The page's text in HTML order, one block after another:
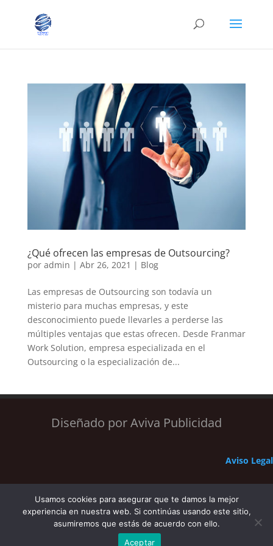
¿Qué ofrecen las empresas de Outsourcing?
por admin | Abr 26, 2021 | Blog
Las empresas de Outsourcing son todavía un
misterio para muchas empresas, y este
desconocimiento puede llevarles a perderse las
múltiples ventajas que estas ofrecen. Desde Franmar
Work Solution, empresa especializada en el
Outsourcing o la especialización de...
Diseñado por Aviva Publicidad
Aviso Legal
Usamos cookies para asegurar que te damos la mejor
experiencia en nuestra web. Si continúas usando este sitio,
asumiremos que estás de acuerdo con ello.
Aceptar